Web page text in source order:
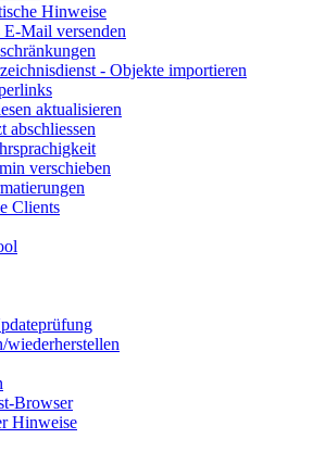
Hinweise
Mail versenden
- Objekte importieren
aktualisieren
abschliessen
verschieben
Clients
wiederherstellen
Browser
Hinweise